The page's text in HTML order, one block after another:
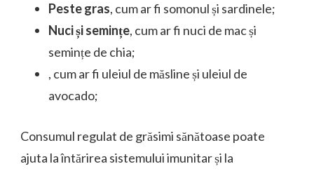
Peste gras, cum ar fi somonul și sardinele;
Nuci și semințe, cum ar fi nuci de mac și
semințe de chia;
, cum ar fi uleiul de măsline și uleiul de
avocado;
Consumul regulat de grăsimi sănătoase poate
ajuta la întărirea sistemului imunitar și la